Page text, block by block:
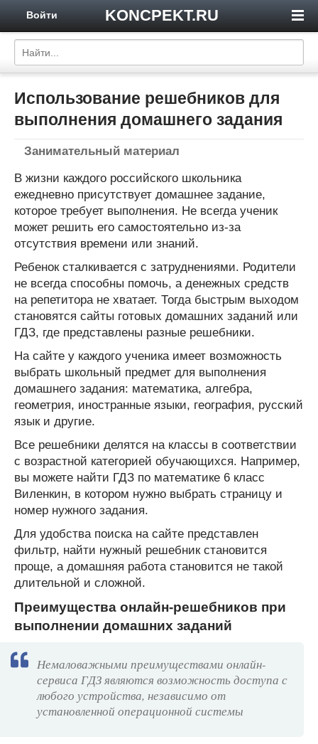
KONCPEKT.RU
Войти
Использование решебников для
выполнения домашнего задания
Занимательный материал
В жизни каждого российского школьника
ежедневно присутствует домашнее задание,
которое требует выполнения. Не всегда ученик
может решить его самостоятельно из-за
отсутствия времени или знаний.
Ребенок сталкивается с затруднениями. Родители
не всегда способны помочь, а денежных средств
на репетитора не хватает. Тогда быстрым выходом
становятся сайты готовых домашних заданий или
ГДЗ, где представлены разные решебники.
На сайте у каждого ученика имеет возможность
выбрать школьный предмет для выполнения
домашнего задания: математика, алгебра,
геометрия, иностранные языки, география, русский
язык и другие.
Все решебники делятся на классы в соответствии
с возрастной категорией обучающихся. Например,
вы можете найти ГДЗ по математике 6 класс
Виленкин, в котором нужно выбрать страницу и
номер нужного задания.
Для удобства поиска на сайте представлен
фильтр, найти нужный решебник становится
проще, а домашняя работа становится не такой
длительной и сложной.
Преимущества онлайн-решебников при
выполнении домашних заданий
Немаловажными преимуществами онлайн-
сервиса ГДЗ являются возможность доступа с
любого устройства, независимо от
установленной операционной системы